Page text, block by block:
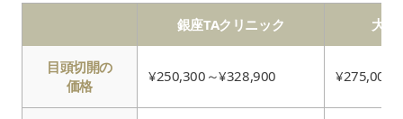
銀座TAクリニック 大塚
目頭切開の
価格
¥250,300～¥328,900 ¥275,000